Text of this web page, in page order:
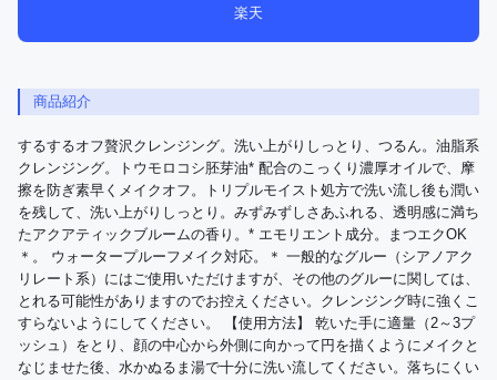
楽天
商品紹介
するするオフ贅沢クレンジング。洗い上がりしっとり、つるん。油脂系
クレンジング。トウモロコシ胚芽油* 配合のこっくり濃厚オイルで、摩
擦を防ぎ素早くメイクオフ。トリプルモイスト処方で洗い流し後も潤い
を残して、洗い上がりしっとり。みずみずしさあふれる、透明感に満ち
たアクアティックブルームの香り。* エモリエント成分。まつエクOK
＊。 ウォータープルーフメイク対応。＊ 一般的なグルー（シアノアク
リレート系）にはご使用いただけますが、その他のグルーに関しては、
とれる可能性がありますのでお控えください。クレンジング時に強くこ
すらないようにしてください。 【使用方法】 乾いた手に適量（2～3プ
ッシュ）をとり、顔の中心から外側に向かって円を描くようにメイクと
なじませた後、水かぬるま湯で十分に洗い流してください。落ちにくい